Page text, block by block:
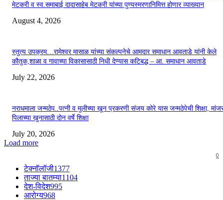
मेटकरी व स्व.समाबाई दादासाहेब मेटकरी यांच्या पुण्यस्मरणानिमित्त होणार व्याख्यान
August 4, 2026
स्तुत्य उपक्रम…रामेश्वर मासाळ यांच्या संकल्पनेचे आमदार समाधान आवताडे यांनी केले
कौतुक,शाळा व गावाच्या विकासासाठी निधी देण्यास कटिबद्ध – आ. समाधान आवताडे
July 22, 2026
नराधमाला जन्मठेप..पत्नी व मुलीच्या खून प्रकरणी संजय कोरे यास जन्मठेपेची शिक्षा,
पिलाच्या खुनासाठी दोन वर्षे शिक्षा
July 20, 2026
Load more
0
टेक्नॉलॉजी1377
ताज्या बातम्या1104
देश-विदेश995
आरोग्य968